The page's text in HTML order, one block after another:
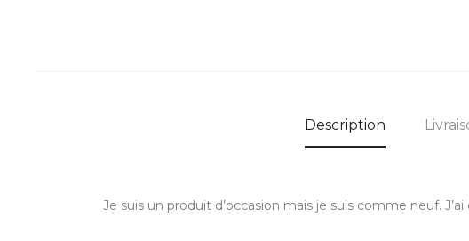
Description
Je suis un produit d’occasion mais je suis comme neuf.